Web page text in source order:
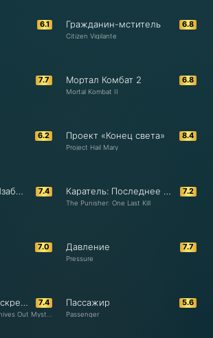
6.1 6.8
Гражданин-мститель
Citizen Vigilante
7.7 6.8
Мортал Комбат 2
Mortal Kombat II
6.2 8.4
Проект «Конец света»
Project Hail Mary
7.4
Сообщения для Изабель 7.2
Каратель: Последнее убийство
The Punisher: One Last Kill
7.0 7.7
Давление
Pressure
7.4
Достать ножи: Воскрешение покойника 5.6
Пассажир
Passenger